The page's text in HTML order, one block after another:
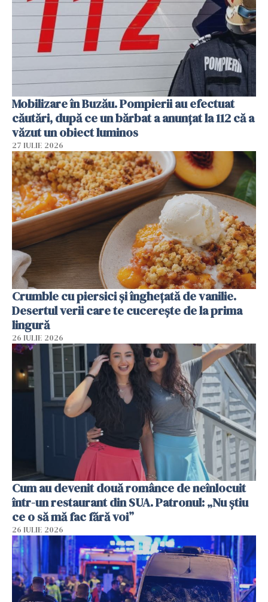
Mobilizare în Buzău. Pompierii au efectuat
căutări, după ce un bărbat a anunțat la 112 că a
văzut un obiect luminos
27 IULIE 2026
Crumble cu piersici și înghețată de vanilie.
Desertul verii care te cucerește de la prima
lingură
26 IULIE 2026
Cum au devenit două românce de neînlocuit
într-un restaurant din SUA. Patronul: „Nu știu
ce o să mă fac fără voi”
26 IULIE 2026